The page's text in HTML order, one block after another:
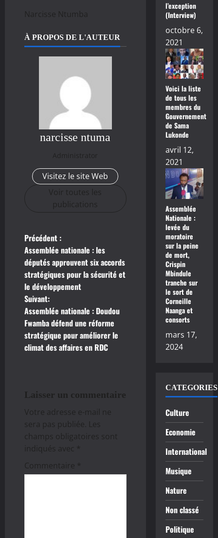
Narcisse Ntumba
À PROPOS DE L'AUTEUR
narcisse ntuma
Administrator
Visitez le site Web
Voir toutes les
publications
N
a
v
i
g
a
o
n
d
’
Précédent :
Assemblée nationale : les
députés approuvent six accords
stratégiques pour la sécurité et
le développement
Suivant:
Assemblée nationale : Doudou
Fwamba défend une réforme
stratégique pour améliorer le
climat des affaires en RDC
Laisser un commentaire
Votre adresse e-mail ne
sera pas publiée. Les
champs obligatoires sont
indiqués avec *
Commentaire *
l’exception
(Interview)
octobre 6,
2021
Voici la liste
de tous les
membres du
Gouvernement
de Sama
Lukonde
avril 12,
2021
Assemblée
Nationale :
levée du
moratoire
sur la peine
de mort,
Crispin
Mbindule
tranche sur
le sort de
Corneille
Naanga et
consorts
mars 17,
2024
CATEGORIES
Culture
Economie
International
Musique
Nature
Non classé
Politique